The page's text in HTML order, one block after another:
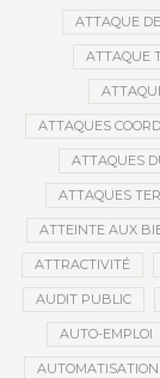
ATTAQUE
ATTAQUE
ATTAQUES
ATTAQUES
ATTAQUES
ATTEINTE AUX
ATTRACTIVITÉ
AUDIT PUBLIC
AUTO-EMPLOI
AUTOMATISATION